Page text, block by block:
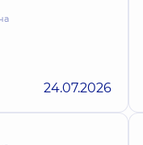
24.07.2026